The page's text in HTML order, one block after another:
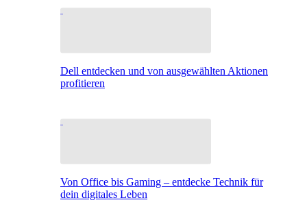
Dell entdecken und von ausgewählten Aktionen
profitieren
Von Office bis Gaming – entdecke Technik für
dein digitales Leben